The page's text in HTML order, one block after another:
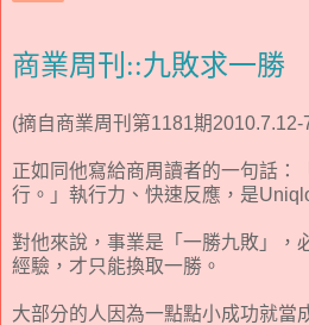
商業周刊::九敗求一勝
(摘自商業周刊第1181期2010.7.12-
正如同他寫給商周讀者的一句話：
行。」執行力、快速反應，是
對他來說，事業是「一勝九敗」，
經驗，才只能換取一勝。
大部分的人因為一點點小成功就當